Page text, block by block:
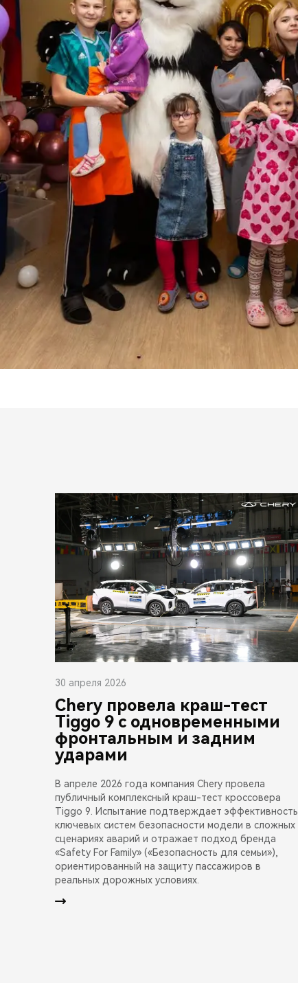
30 апреля 2026
Chery провела краш-тест
Tiggo 9 с одновременными
фронтальным и задним
ударами
В апреле 2026 года компания Chery провела
публичный комплексный краш-тест кроссовера
Tiggo 9. Испытание подтверждает эффективность
ключевых систем безопасности модели в сложных
сценариях аварий и отражает подход бренда
«Safety For Family» («Безопасность для семьи»),
ориентированный на защиту пассажиров в
реальных дорожных условиях.